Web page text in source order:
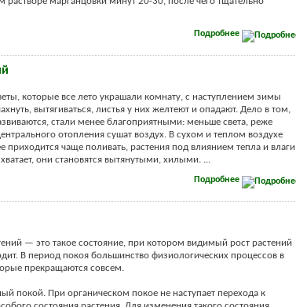
Подробнее
которые все лето украшали комнату, с наступлением зимы
вытягиваться, листья у них желтеют и опадают. Дело в том,
стали менее благоприятными: меньше света, реже
отопления сушат воздух. В сухом и теплом воздухе
приходится чаще поливать, растения под влиянием тепла и влаги
они становятся вытянутыми, хилыми. ...
Подробнее
— это такое состояние, при котором видимый рост растений
В период покоя большинство физиологических процессов в
прекращаются совсем.
покой. При органическом покое не наступает перехода к